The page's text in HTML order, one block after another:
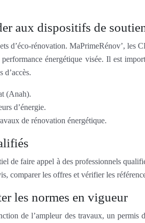
aux dispositifs de
d’éco-rénovation. MaPrimeRénov’,
énergétique visée. Il est
d’accès.
(Anah).
d’énergie.
de rénovation énergétique.
de faire appel à des professionnels
comparer les offres et vérifier les
les normes en vigueur
de l’ampleur des travaux, un